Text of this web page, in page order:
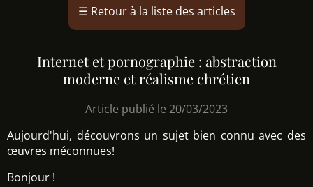
☰ Retour à la liste des articles
Internet et pornographie : abstraction
moderne et réalisme chrétien
Article publié le 20/03/2023
Aujourd'hui, découvrons un sujet bien connu avec des
œuvres méconnues!
Bonjour !